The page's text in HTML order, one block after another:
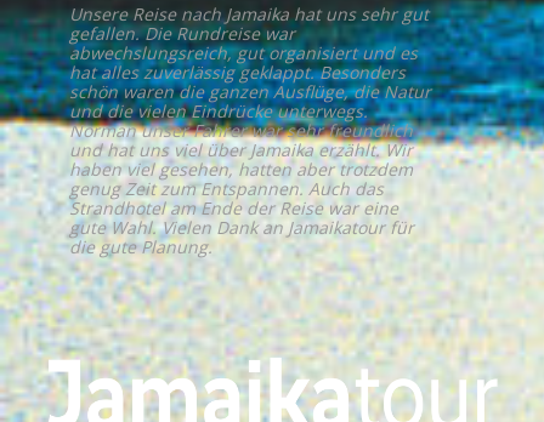
Unsere Reise nach Jamaika hat uns sehr gut
gefallen. Die Rundreise war
abwechslungsreich, gut organisiert und es
hat alles zuverlässig geklappt. Besonders
schön waren die ganzen Ausflüge, die Natur
und die vielen Eindrücke unterwegs.
Norman unser Fahrer war sehr freundlich
und hat uns viel über Jamaika erzählt. Wir
haben viel gesehen, hatten aber trotzdem
genug Zeit zum Entspannen. Auch das
Strandhotel am Ende der Reise war eine
gute Wahl. Vielen Dank an Jamaikatour für
die gute Planung.